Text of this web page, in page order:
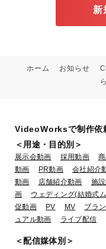
新
ホーム お知らせ
VideoWorksで制作依
＜用途・目的別＞
展示会動画 採用動画
動画
PR動画 会社紹介
動画
店舗紹介動画 施
画
ウェディング(結婚式
促動画
PV MV ブラ
ュアル動画
ライブ配信
＜配信媒体別＞